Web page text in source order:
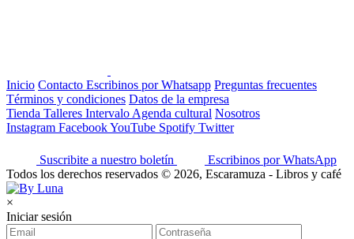
Inicio Contacto Escribinos por Whatsapp Preguntas frecuentes
Términos y condiciones Datos de la empresa
Tienda Talleres Intervalo Agenda cultural Nosotros
Instagram FacebookYouTube Spotify Twitter
Suscribite a nuestro boletín
Escribinos por WhatsApp
Todos los derechos reservados © 2026, Escaramuza - Libros y café
×
Iniciar sesión